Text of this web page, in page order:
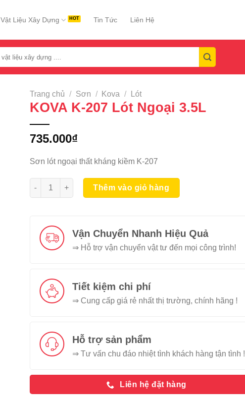
Vật Liệu Xây Dựng Tin Tức Liên Hệ
Trang chủ / Sơn / Kova / Lót
KOVA K-207 Lót Ngoại 3.5L
735.000₫
Sơn lót ngoại thất kháng kiềm K-207
KOVA K-207 Lót Ngoại 3.5L số lượng
Thêm vào giỏ hàng
Vận Chuyển Nhanh Hiệu Quả
⇒ Hỗ trợ vận chuyển vật tư đến mọi công trình!
Tiết kiệm chi phí
⇒ Cung cấp giá rẻ nhất thị trường, chính hãng !
Hỗ trợ sản phẩm
⇒ Tư vấn chu đáo nhiệt tình khách hàng tận tình !
Liên hệ đặt hàng